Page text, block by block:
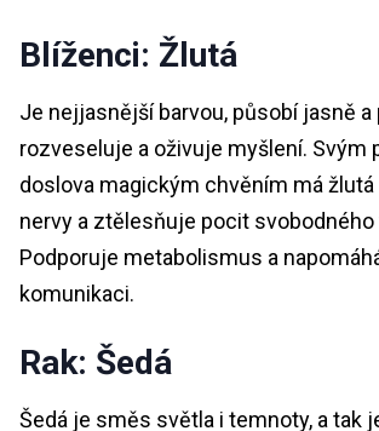
Blíženci: Žlutá
Je nejjasnější barvou, působí jasně a
rozveseluje a oživuje myšlení. Svým
doslova magickým chvěním má žlutá
nervy a ztělesňuje pocit svobodného
Podporuje metabolismus a
komunikaci.
Rak: Šedá
Šedá je směs světla i temnoty, a tak